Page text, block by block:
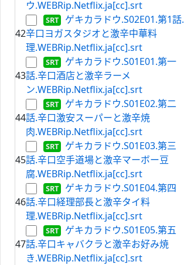
ウ.WEBRip.Netflix.ja[cc].srt
42
ゲキカラドウ.S02E01.第1話.
辛口ヨガスタジオと激辛中華料
理.WEBRip.Netflix.ja[cc].srt
43
ゲキカラドウ.S01E01.第一
話.辛口酒店と激辛ラーメ
ン.WEBRip.Netflix.ja[cc].srt
44
ゲキカラドウ.S01E02.第二
話.辛口激安スーパーと激辛焼
肉.WEBRip.Netflix.ja[cc].srt
45
ゲキカラドウ.S01E03.第三
話.辛口空手道場と激辛マーボー豆
腐.WEBRip.Netflix.ja[cc].srt
46
ゲキカラドウ.S01E04.第四
話.辛口経理部長と激辛タイ料
理.WEBRip.Netflix.ja[cc].srt
47
ゲキカラドウ.S01E05.第五
話.辛口キャバクラと激辛お好み焼
き.WEBRip.Netflix.ja[cc].srt